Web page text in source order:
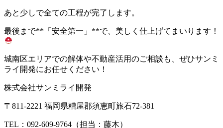
あと少しで全ての工程が完了します。
最後まで**「安全第一」**で、美しく仕上げてまいります！
城南区エリアでの解体や不動産活用のご相談も、ぜひサンミ
ライ開発にお任せください！
株式会社サンミライ開発
〒811-2221 福岡県糟屋郡須恵町旅石72-381
TEL：092-609-9764（担当：藤木）